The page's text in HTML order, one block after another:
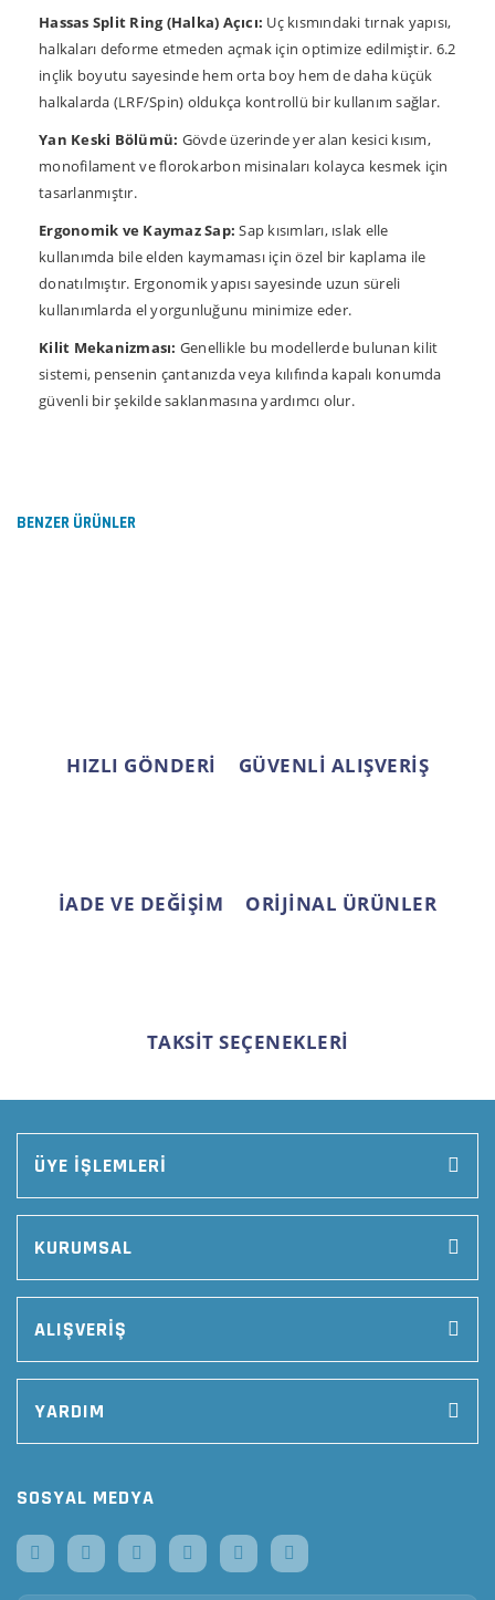
Hassas Split Ring (Halka) Açıcı: Uç kısmındaki tırnak yapısı,
halkaları deforme etmeden açmak için optimize edilmiştir. 6.2
inçlik boyutu sayesinde hem orta boy hem de daha küçük
halkalarda (LRF/Spin) oldukça kontrollü bir kullanım sağlar.
Yan Keski Bölümü: Gövde üzerinde yer alan kesici kısım,
monofilament ve florokarbon misinaları kolayca kesmek için
tasarlanmıştır.
Ergonomik ve Kaymaz Sap: Sap kısımları, ıslak elle
kullanımda bile elden kaymaması için özel bir kaplama ile
donatılmıştır. Ergonomik yapısı sayesinde uzun süreli
kullanımlarda el yorgunluğunu minimize eder.
Kilit Mekanizması: Genellikle bu modellerde bulunan kilit
sistemi, pensenin çantanızda veya kılıfında kapalı konumda
güvenli bir şekilde saklanmasına yardımcı olur.
Görüş ve önerileriniz için teşekkür ederiz.
BENZER ÜRÜNLER
HIZLI GÖNDERİ GÜVENLİ ALIŞVERİŞ
İADE VE DEĞİŞİM ORİJİNAL ÜRÜNLER
TAKSİT SEÇENEKLERİ
ÜYE İŞLEMLERİ
KURUMSAL
ALIŞVERİŞ
YARDIM
SOSYAL MEDYA